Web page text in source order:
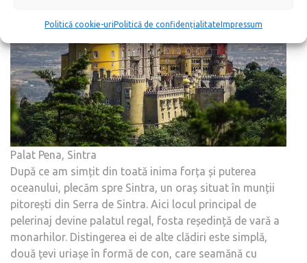
Politică cookie-uriPolitică de confidențialitateImpressum
Palat Pena, Sintra
După ce am simțit din toată inima forța și puterea
oceanului, plecăm spre Sintra, un oraș situat în munții
pitorești din Serra de Sintra. Aici locul principal de
pelerinaj devine palatul regal, fosta reședință de vară a
monarhilor. Distingerea ei de alte clădiri este simplă,
două țevi uriașe în formă de con, care seamănă cu